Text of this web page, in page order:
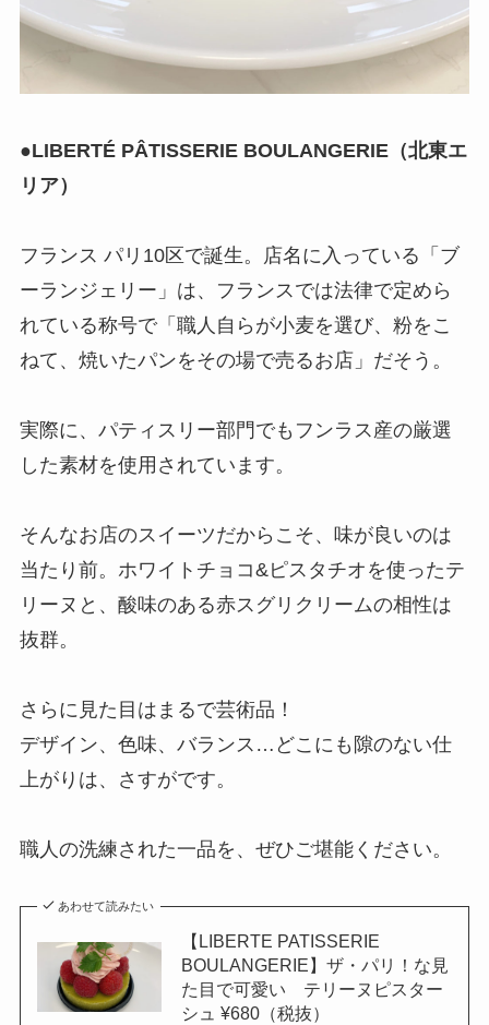
●LIBERTÉ PÂTISSERIE BOULANGERIE（北東エ
リア）
フランス パリ10区で誕生。店名に入っている「ブ
ーランジェリー」は、フランスでは法律で定めら
れている称号で「職人自らが小麦を選び、粉をこ
ねて、焼いたパンをその場で売るお店」だそう。
実際に、パティスリー部門でもフンラス産の厳選
した素材を使用されています。
そんなお店のスイーツだからこそ、味が良いのは
当たり前。ホワイトチョコ&ピスタチオを使ったテ
リーヌと、酸味のある赤スグリクリームの相性は
抜群。
さらに見た目はまるで芸術品！
デザイン、色味、バランス…どこにも隙のない仕
上がりは、さすがです。
職人の洗練された一品を、ぜひご堪能ください。
あわせて読みたい
【LIBERTE PATISSERIE
BOULANGERIE】ザ・パリ！な見
た目で可愛い テリーヌピスター
シュ ¥680（税抜）